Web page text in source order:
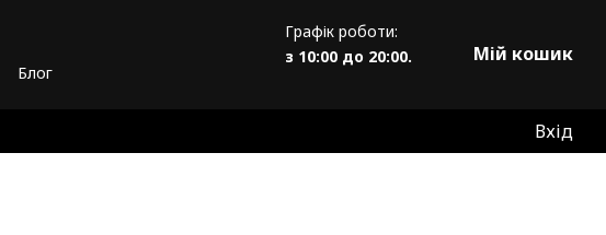
Блог
Графік роботи:
з 10:00 до 20:00.
Мій кошик
Вхід